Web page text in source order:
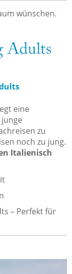
wünschen.
eine
zu
noch zu jung.
Italienisch
– Perfekt für